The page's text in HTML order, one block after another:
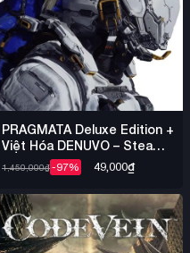
PRAGMATA Deluxe Edition +
Việt Hóa DENUVO – Steam
Offline
1,450,000₫-97% 49,000₫